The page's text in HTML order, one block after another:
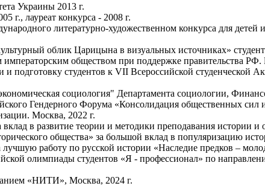
Украины 2013 г.
г., лауреат конкурса - 2008 г.
литературно-художественном конкурса для
облик Царицына в визуальных источниках»
обществом при поддержке правительства РФ.
студентов к VII Всероссийской студенческой
социология" Департамента социологии,
Гендерного Форума «Консолидация общественных
Москва, 2022 г.
вклад в развитие теории и методики преподавания истории и
общества» за большой вклад в популяризацию
работу по русской истории «Наследие предков –
олимпиады студентов «Я - профессионал» по
«НИТИ», Москва, 2024 г.